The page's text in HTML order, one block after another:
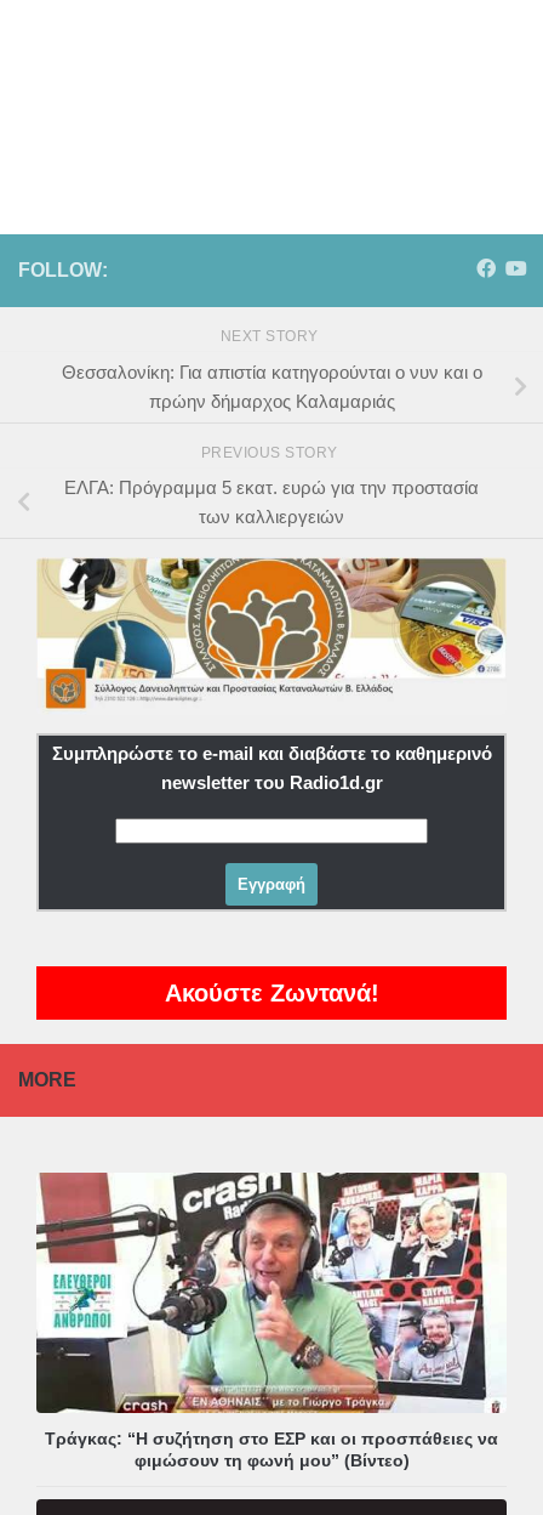
FOLLOW:
NEXT STORY
Θεσσαλονίκη: Για απιστία κατηγορούνται ο νυν και ο
πρώην δήμαρχος Καλαμαριάς
PREVIOUS STORY
ΕΛΓΑ: Πρόγραμμα 5 εκατ. ευρώ για την προστασία
των καλλιεργειών
Συμπληρώστε το e-mail και διαβάστε το καθημερινό
newsletter του Radio1d.gr
Ακούστε Ζωντανά!
MORE
Τράγκας: “Η συζήτηση στο ΕΣΡ και οι προσπάθειες να
φιμώσουν τη φωνή μου” (Βίντεο)